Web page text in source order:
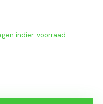
is
indien voorraad